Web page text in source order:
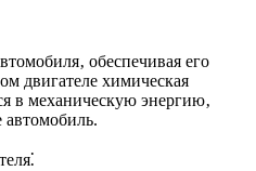
обеспечивая его
двигателе химическая
в механическую энергию‚
автомобиль.